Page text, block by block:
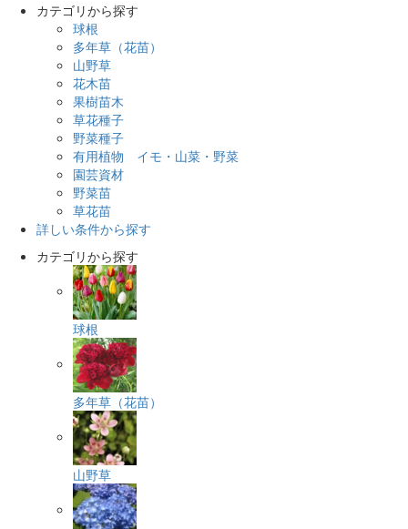
カテゴリから探す
球根
多年草（花苗）
山野草
花木苗
果樹苗木
草花種子
野菜種子
有用植物 イモ・山菜・野菜
園芸資材
野菜苗
草花苗
詳しい条件から探す
カテゴリから探す
球根
多年草（花苗）
山野草